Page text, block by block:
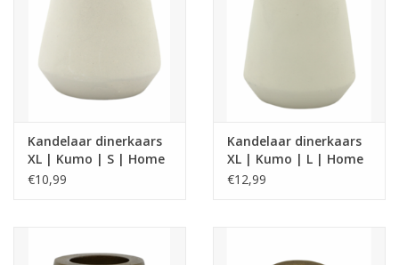
Kandelaar dinerkaars
XL | Kumo | S | Home
Society
€10,99
Kandelaar dinerkaars
XL | Kumo | L | Home
Society
€12,99